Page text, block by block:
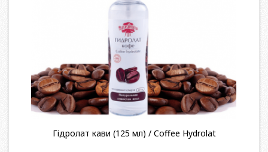
Гідролат кави (125 мл) / Coffee Hydrolat